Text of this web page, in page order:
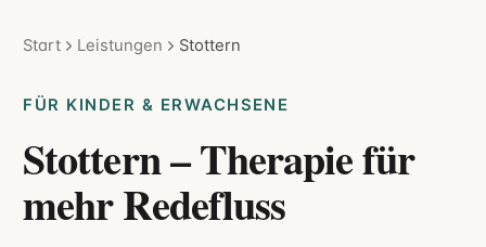
Start Leistungen Stottern
FÜR KINDER & ERWACHSENE
Stottern – Therapie für
mehr Redefluss